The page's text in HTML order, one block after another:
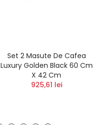
Set 2 Masute De Cafea
Luxury Golden Black 60 Cm
X 42 Cm
925,61 lei